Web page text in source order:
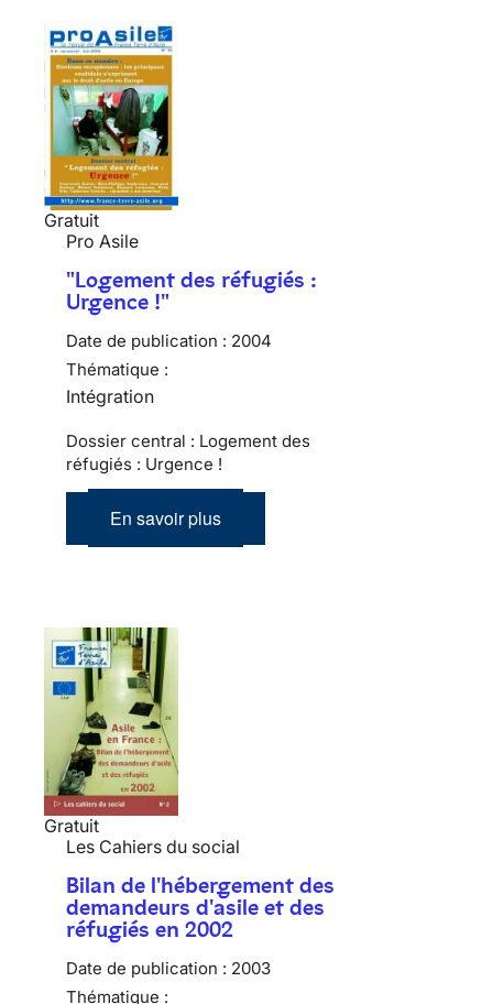
Gratuit
Pro Asile
"Logement des réfugiés :
Urgence !"
Date de publication : 2004
Thématique :
Intégration
Dossier central : Logement des
réfugiés : Urgence !
En savoir plus
Gratuit
Les Cahiers du social
Bilan de l'hébergement des
demandeurs d'asile et des
réfugiés en 2002
Date de publication : 2003
Thématique :